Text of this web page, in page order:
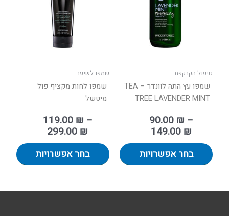
טיפול הקרקפת
שמפו עץ התה לוונדר – TEA
TREE LAVENDER MINT
90.00 ₪ –
149.00 ₪
בחר אפשרויות
בעמוד
המוצר
שמפו לשיער
שמפו לחות מקציף פול
מיטשל
119.00 ₪ –
299.00 ₪
בחר אפשרויות